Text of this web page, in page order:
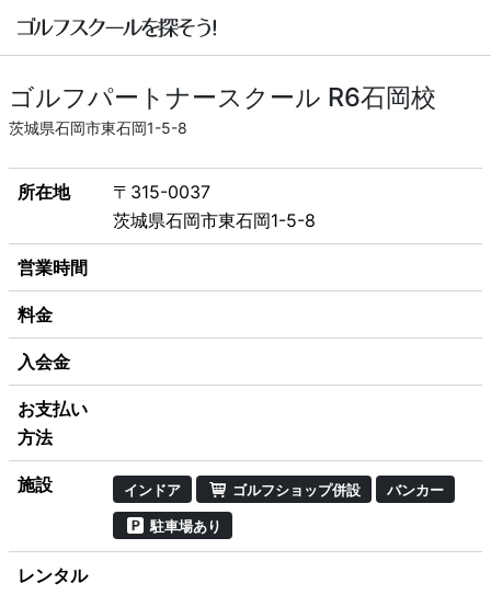
ゴルフパートナースクール R6石岡校
茨城県石岡市東石岡1-5-8
所在地
〒315-0037
茨城県石岡市東石岡1-5-8
営業時間
料金
入会金
お支払い
方法
施設 インドア ゴルフショップ併設 バンカー
駐車場あり
レンタル